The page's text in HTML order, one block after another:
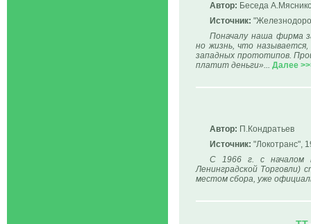
Автор: Беседа
Источник:
Поначалу наша фирма
но жизнь, что
западных прототипов.
платит деньги»... Далее
Автор: П.Кондратьев
Источник: "Локотранс",
С 1966 г. с началом
Ленинградской Торговли)
местом сбора, уже